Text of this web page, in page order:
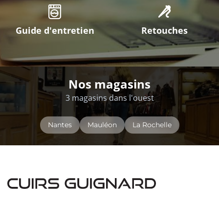
Guide d'entretien Retouches
Nos magasins
3 magasins dans l'ouest
Nantes Mauléon La Rochelle